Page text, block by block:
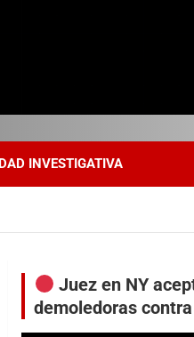
INVESTIGATIVA
Juez en NY
demoledoras